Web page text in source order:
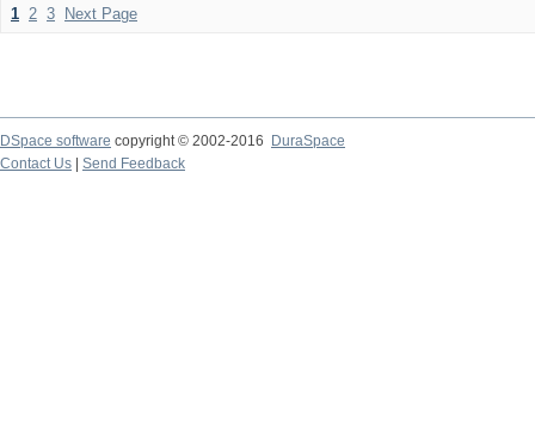
1 2 3 Next Page
DSpace software copyright © 2002-2016
DuraSpace
Contact Us
Send Feedback